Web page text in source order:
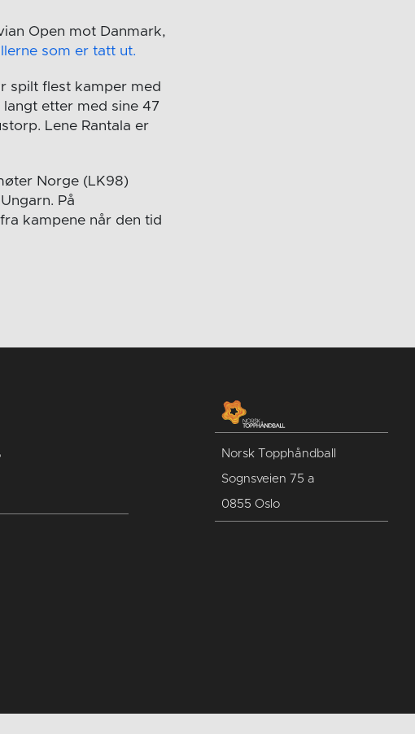
Open mot Danmark,
som er tatt ut.
spilt flest kamper med
etter med sine 47
Lene Rantala er
Norge (LK98)
På
kampene når den tid
Norsk Topphåndball
Sognsveien 75 a
0855 Oslo